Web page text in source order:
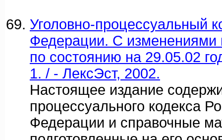
Уголовно-процессуальный
Федерации. С изменениями
по состоянию на 29.05.02
1. / - ЛексЭст, 2002.
Настоящее издание
процессуального кодекса
Федерации и справочные